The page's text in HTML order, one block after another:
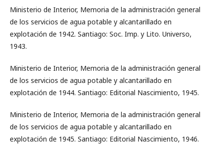
Ministerio de Interior, Memoria de la administración general
de los servicios de agua potable y alcantarillado en
explotación de 1942. Santiago: Soc. Imp. y Lito. Universo,
1943.
Ministerio de Interior, Memoria de la administración general
de los servicios de agua potable y alcantarillado en
explotación de 1944. Santiago: Editorial Nascimiento, 1945.
Ministerio de Interior, Memoria de la administración general
de los servicios de agua potable y alcantarillado en
explotación de 1945. Santiago: Editorial Nascimiento, 1946.